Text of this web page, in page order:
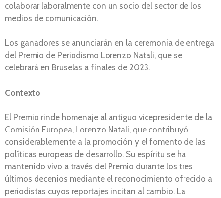
colaborar laboralmente con un socio del sector de los
medios de comunicación.
Los ganadores se anunciarán en la ceremonia de entrega
del Premio de Periodismo Lorenzo Natali, que se
celebrará en Bruselas a finales de 2023.
Contexto
El Premio rinde homenaje al antiguo vicepresidente de la
Comisión Europea, Lorenzo Natali, que contribuyó
considerablemente a la promoción y el fomento de las
políticas europeas de desarrollo. Su espíritu se ha
mantenido vivo a través del Premio durante los tres
últimos decenios mediante el reconocimiento ofrecido a
periodistas cuyos reportajes incitan al cambio. La